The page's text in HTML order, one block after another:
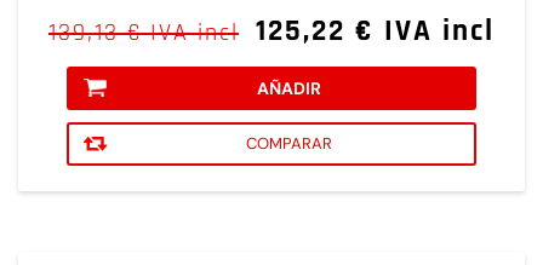
139,13 € IVA incl 125,22 € IVA incl
AÑADIR
COMPARAR